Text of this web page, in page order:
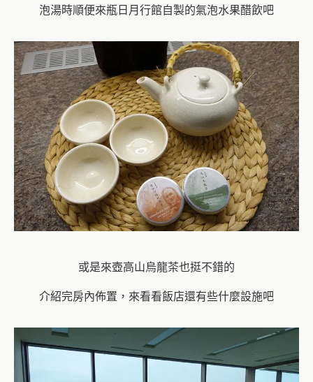
泡湯時順便來瓶日月行館自製的氣泡水果醋飲吧
或是來壺高山烏龍茶也挺不錯的
介紹完房內佈置，來看看飯店還有些什麼設施吧